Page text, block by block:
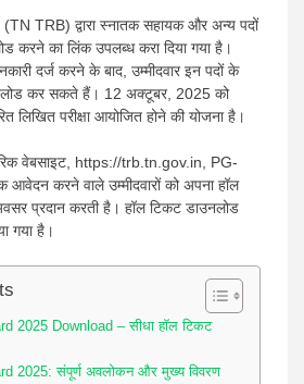
(TN TRB) द्वारा स्नातक सहायक और अन्य पदों
करने का लिंक उपलब्ध करा दिया गया है।
दर्ज करने के बाद, उम्मीदवार इन पदों के
कर सकते हैं। 12 अक्टूबर, 2025 को
लिखित परीक्षा आयोजित होने की योजना है।
वेबसाइट, https://trb.tn.gov.in, PG-
करने वाले उम्मीदवारों को अपना हॉल
प्रदान करती है। हॉल टिकट डाउनलोड
गया है।
2025 Download – सीधा हॉल टिकट
2025: संपूर्ण अवलोकन और मुख्य विवरण